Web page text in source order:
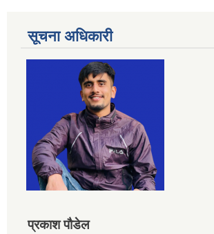
सूचना अधिकारी
प्रकाश पौडेल